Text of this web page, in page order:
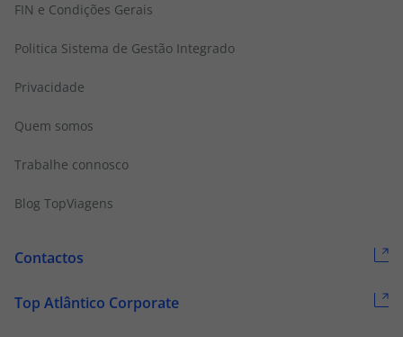
FIN e Condições Gerais
Politica Sistema de Gestão Integrado
Privacidade
Quem somos
Trabalhe connosco
Blog TopViagens
Contactos
Top Atlântico Corporate